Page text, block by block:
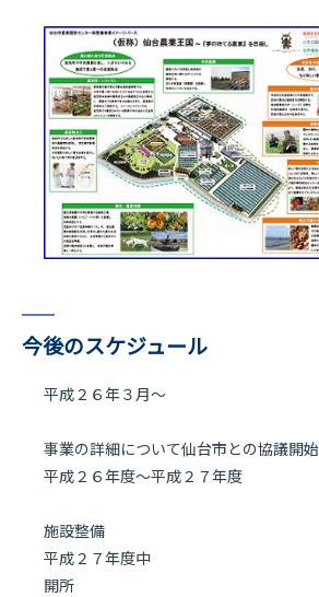
今後のスケジュール
平成２６年３月〜
事業の詳細について仙台市との協議開始
平成２６年度〜平成２７年度
施設整備
平成２７年度中
開所